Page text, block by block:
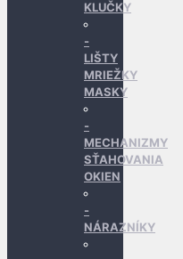
KLUČKY
LIŠTY
MRIEŽKY
MASKY
MECHANIZMY
SŤAHOVANIA
OKIEN
NÁRAZNÍKY